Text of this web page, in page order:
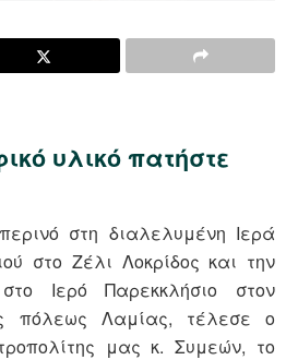
υλικό πατήστε
στη διαλελυμένη Ιερά
στο Ζέλι Λοκρίδος και την
Ιερό Παρεκκλήσιο στον
πόλεως Λαμίας, τέλεσε ο
μας κ. Συμεών, το